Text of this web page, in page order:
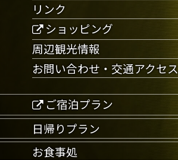
リンク
ショッピング
周辺観光情報
お問い合わせ・交通アクセス
ご宿泊プラン
日帰りプラン
お食事処